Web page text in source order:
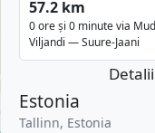
57.2 km
0 ore și 0 minute via
Viljandi — Suure-Jaani
Estonia
Tallinn, Estonia